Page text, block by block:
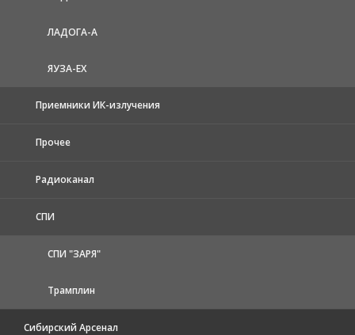
ЛАДОГА-А
ЯУЗА-ЕХ
Приемники ИК-излучения
Прочее
Радиоканал
СПИ
СПИ "ЗАРЯ"
Трамплин
Сибирский Арсенал